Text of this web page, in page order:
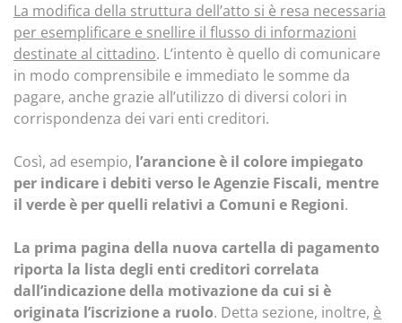
La modifica della struttura dell’atto si è resa necessaria
per esemplificare e snellire il flusso di informazioni
destinate al cittadino. L’intento è quello di comunicare
in modo comprensibile e immediato le somme da
pagare, anche grazie all’utilizzo di diversi colori in
corrispondenza dei vari enti creditori.
Così, ad esempio, l’arancione è il colore impiegato
per indicare i debiti verso le Agenzie Fiscali, mentre
il verde è per quelli relativi a Comuni e Regioni.
La prima pagina della nuova cartella di pagamento
riporta la lista degli enti creditori correlata
dall’indicazione della motivazione da cui si è
originata l’iscrizione a ruolo. Detta sezione, inoltre, è